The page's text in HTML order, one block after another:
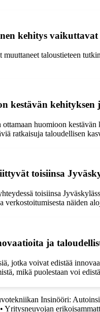
kehitys vaikuttavat
taloustieteen
kestävän
ottamaan huomioon
ratkaisuja taloudellisen
toisiinsa
toisiinsa
verkostoitumisesta näiden
ja
jotka voivat edistää
mikä puolestaan voi
Insinööri:
• Yritysneuvojan